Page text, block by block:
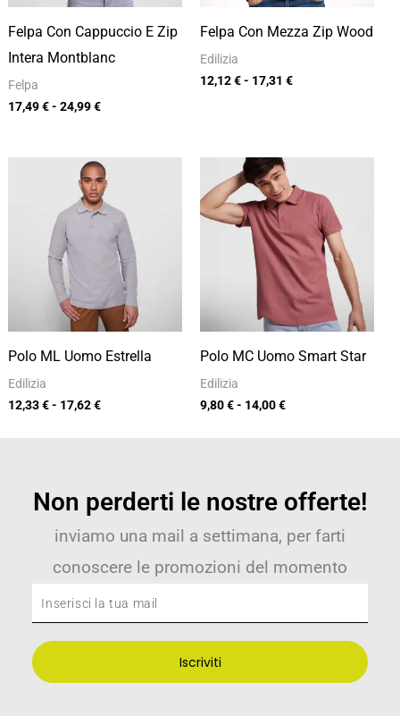
Felpa Con Cappuccio E Zip
Intera Montblanc
Felpa
17,49€- 24,99€
Felpa Con Mezza Zip Wood
Edilizia
12,12€- 17,31 €
Polo ML Uomo Estrella
Edilizia
12,33€- 17,62€
Fascia
di
prezzo:
da
12,33 €
17,62 €
Polo MC Uomo Smart Star
Edilizia
9,80€- 14,00€
Fascia
di
prezzo:
9,80 €
a
14,00 €
Non perderti le nostre offerte!
inviamo una mail a settimana, per farti
conoscere le promozioni del momento
Inserisci
la
tua
mail
Iscriviti